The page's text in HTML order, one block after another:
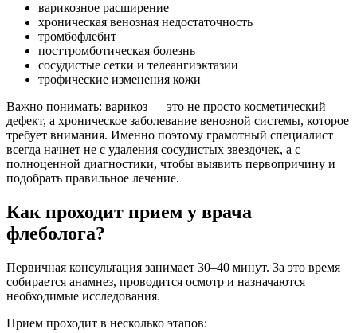
варикозное расширение
хроническая венозная недостаточность
тромбофлебит
посттромботическая болезнь
сосудистые сетки и телеангиэктазии
трофические изменения кожи
Важно понимать: варикоз — это не просто косметический
дефект, а хроническое заболевание венозной системы, которое
требует внимания. Именно поэтому грамотный специалист
всегда начнет не с удаления сосудистых звездочек, а с
полноценной диагностики, чтобы выявить первопричину и
подобрать правильное лечение.
Как проходит прием у врача
флеболога?
Первичная консультация занимает 30–40 минут. За это время
собирается анамнез, проводится осмотр и назначаются
необходимые исследования.
Прием проходит в несколько этапов: